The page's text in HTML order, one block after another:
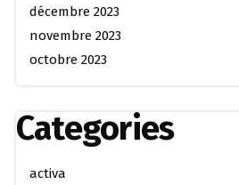
décembre 2023
novembre 2023
octobre 2023
Categories
activa